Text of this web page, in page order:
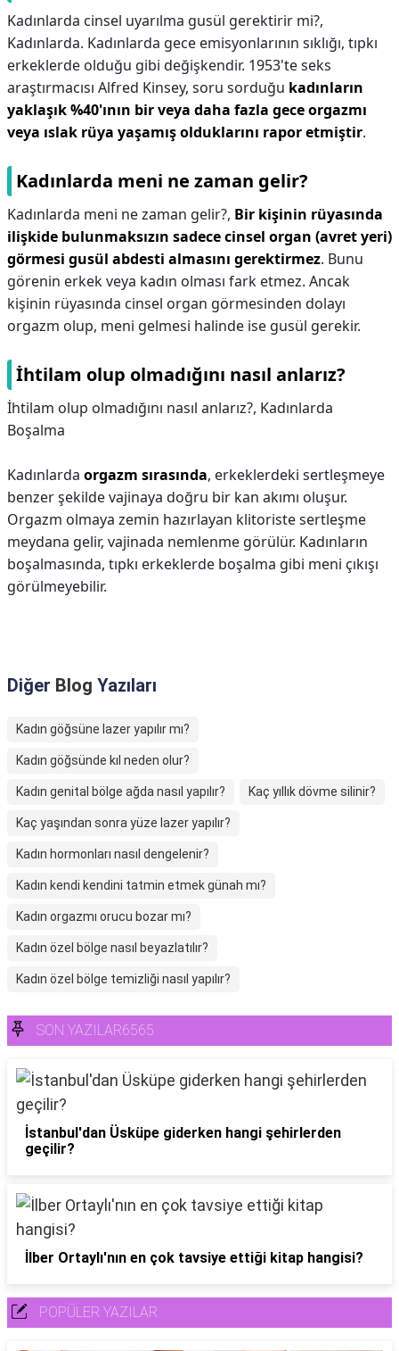
Kadınlarda cinsel uyarılma gusül gerektirir mi?,
Kadınlarda. Kadınlarda gece emisyonlarının sıklığı, tıpkı
erkeklerde olduğu gibi değişkendir. 1953'te seks
araştırmacısı Alfred Kinsey, soru sorduğu kadınların
yaklaşık %40'ının bir veya daha fazla gece orgazmı
veya ıslak rüya yaşamış olduklarını rapor etmiştir.
Kadınlarda meni ne zaman gelir?
Kadınlarda meni ne zaman gelir?, Bir kişinin rüyasında
ilişkide bulunmaksızın sadece cinsel organ (avret yeri)
görmesi gusül abdesti almasını gerektirmez. Bunu
görenin erkek veya kadın olması fark etmez. Ancak
kişinin rüyasında cinsel organ görmesinden dolayı
orgazm olup, meni gelmesi halinde ise gusül gerekir.
İhtilam olup olmadığını nasıl anlarız?
İhtilam olup olmadığını nasıl anlarız?, Kadınlarda
Boşalma
Kadınlarda orgazm sırasında, erkeklerdeki sertleşmeye
benzer şekilde vajinaya doğru bir kan akımı oluşur.
Orgazm olmaya zemin hazırlayan klitoriste sertleşme
meydana gelir, vajinada nemlenme görülür. Kadınların
boşalmasında, tıpkı erkeklerde boşalma gibi meni çıkışı
görülmeyebilir.
Diğer Blog Yazıları
Kadın göğsüne lazer yapılır mı?
Kadın göğsünde kıl neden olur?
Kadın genital bölge ağda nasıl yapılır? Kaç yıllık dövme silinir?
Kaç yaşından sonra yüze lazer yapılır?
Kadın hormonları nasıl dengelenir?
Kadın kendi kendini tatmin etmek günah mı?
Kadın orgazmı orucu bozar mı?
Kadın özel bölge nasıl beyazlatılır?
Kadın özel bölge temizliği nasıl yapılır?
SON YAZILAR6565
İstanbul'dan Üsküpe giderken hangi şehirlerden
geçilir?
İlber Ortaylı'nın en çok tavsiye ettiği kitap hangisi?
POPÜLER YAZILAR